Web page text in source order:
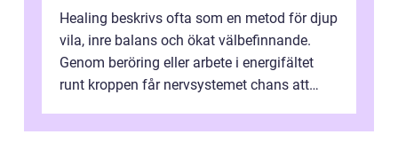
Healing beskrivs ofta som en metod för djup
vila, inre balans och ökat välbefinnande.
Genom beröring eller arbete i energifältet
runt kroppen får nervsystemet chans att